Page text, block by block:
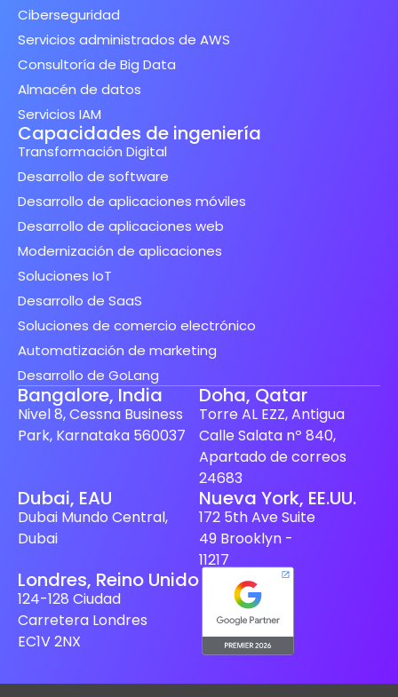
Ciberseguridad
Servicios administrados de AWS
Consultoría de Big Data
Almacén de datos
Servicios IAM
Capacidades de ingeniería
Transformación Digital
Desarrollo de software
Desarrollo de aplicaciones móviles
Desarrollo de aplicaciones web
Modernización de aplicaciones
Soluciones IoT
Desarrollo de SaaS
Soluciones de comercio electrónico
Automatización de marketing
Desarrollo de GoLang
Bangalore, India
Nivel 8, Cessna Business
Park, Karnataka 560037
Doha, Qatar
Torre AL EZZ, Antigua
Calle Salata nº 840,
Apartado de correos
24683
Dubai, EAU
Dubai Mundo Central,
Dubai
Nueva York, EE.UU.
172 5th Ave Suite
49 Brooklyn -
11217
Londres, Reino Unido
124-128 Ciudad
Carretera Londres
EC1V 2NXFrench
Japanese
Swedish
Finnish